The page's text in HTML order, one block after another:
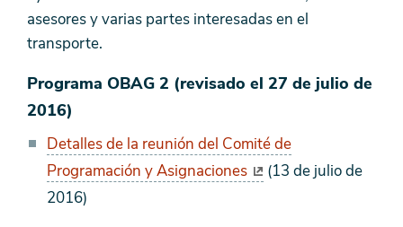
programa
asesores y varias partes interesadas en el
transporte.
Programa OBAG 2 (revisado el 27 de julio de
2016)
Detalles de la reunión del Comité de
Programación y Asignaciones
(13 de julio de
2016)